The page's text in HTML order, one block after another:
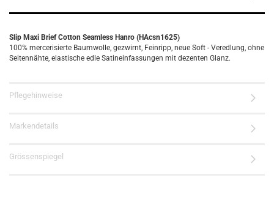
Slip Maxi Brief Cotton Seamless Hanro (HAcsn1625)
100% mercerisierte Baumwolle, gezwirnt, Feinripp, neue Soft - Veredlung, ohne
Seitennähte, elastische edle Satineinfassungen mit dezenten Glanz.
Pflegehinweise
Markendetails
Grössenspiegel